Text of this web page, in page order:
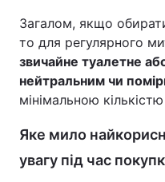
Загалом, якщо
то для регулярного
звичайне туалетне
нейтральним чи
мінімальною
Яке мило
увагу під час